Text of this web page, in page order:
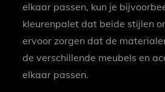
elkaar passen, kun je
kleurenpalet dat beide stijlen
ervoor zorgen dat de
de verschillende meubels en
elkaar passen.